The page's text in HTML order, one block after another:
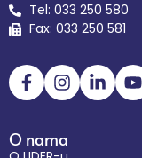
Tel: 033 250 580
Fax: 033 250 581
O nama